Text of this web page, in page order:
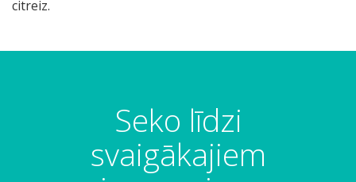
citreiz.
Seko līdzi
svaigākajiem